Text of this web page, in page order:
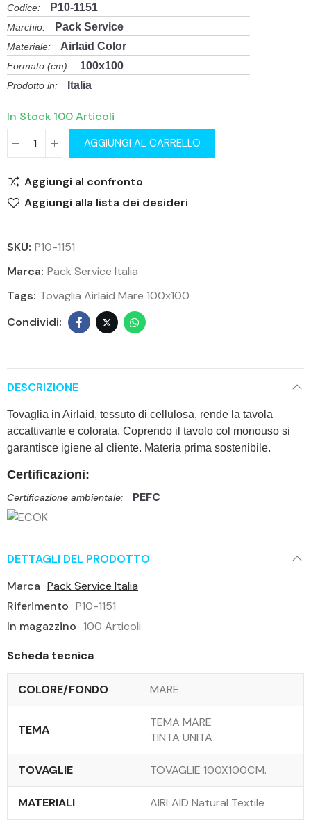
Codice: P10-1151
Marchio: Pack Service
Materiale: Airlaid Color
Formato (cm): 100x100
Prodotto in: Italia
In Stock 100 Articoli
AGGIUNGI AL CARRELLO
Aggiungi al confronto
Aggiungi alla lista dei desideri
SKU: P10-1151
Marca: Pack Service Italia
Tags: Tovaglia Airlaid Mare 100x100
DESCRIZIONE
Tovaglia in Airlaid, tessuto di cellulosa, rende la tavola
accattivante e colorata. Coprendo il tavolo col monouso si
garantisce igiene al cliente. Materia prima sostenibile.
Certificazioni:
Certificazione ambientale: PEFC
DETTAGLI DEL PRODOTTO
Marca Pack Service Italia
Riferimento P10-1151
In magazzino 100 Articoli
Scheda tecnica
COLORE/FONDO MARE
TEMA
TEMA MARE
TINTA UNITA
TOVAGLIE TOVAGLIE 100X100CM.
MATERIALI AIRLAID Natural Textile